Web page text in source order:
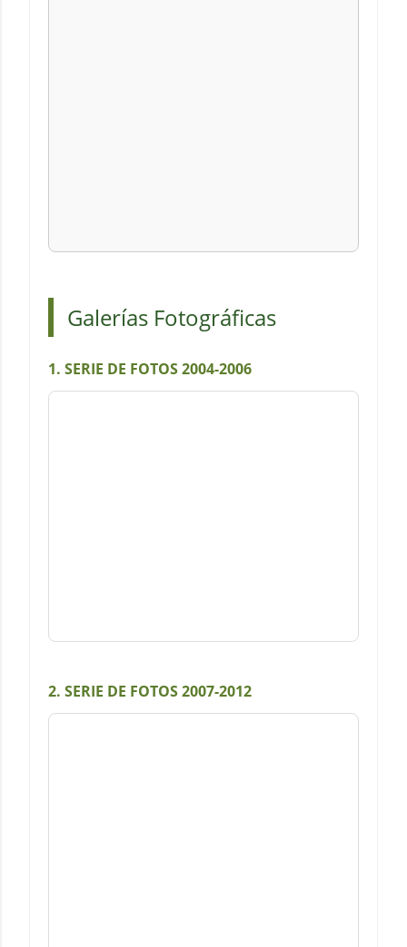
Galerías Fotográficas
1. SERIE DE FOTOS 2004-2006
2. SERIE DE FOTOS 2007-2012